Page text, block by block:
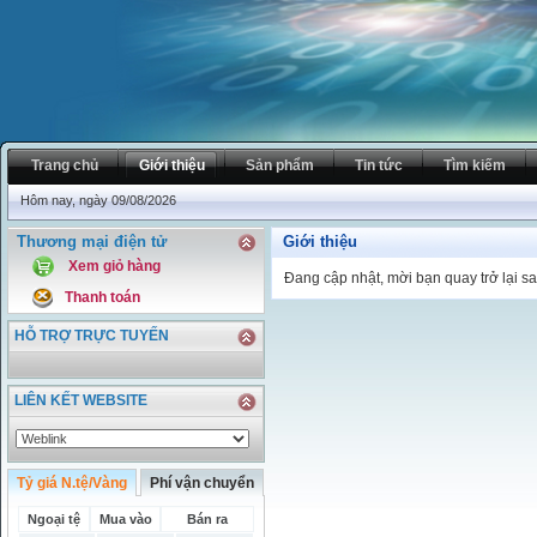
Trang chủ Giới thiệu Sản phẩm Tin tức Tìm kiếm
Hôm nay, ngày 09/08/2026
Thương mại điện tử
Xem giỏ hàng
Thanh toán
HỖ TRỢ TRỰC TUYẾN
LIÊN KẾT WEBSITE
Tỷ giá N.tệ/Vàng Phí vận chuyển
Ngoại tệ Mua vào
Bán ra
Giới thiệu
Đang cập nhật, mời bạn quay trở lại